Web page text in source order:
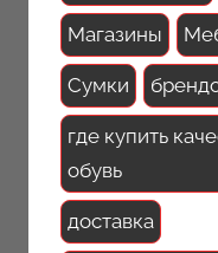
Магазины
Сумки
где купить
обувь
доставка